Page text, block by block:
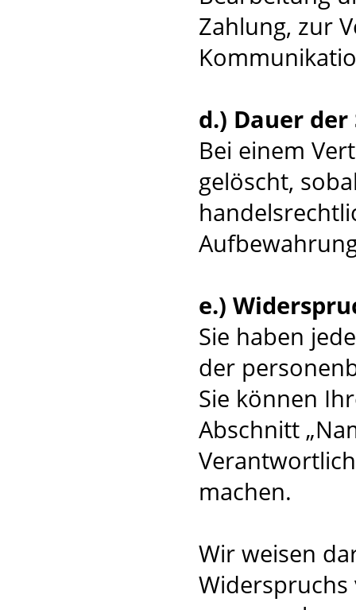
Zahlung, zur
d.) Dauer
Bei einem
gelöscht,
e.)
Sie haben
der
Sie können
Abschnitt
machen.
Wir weisen
Widerspruchs